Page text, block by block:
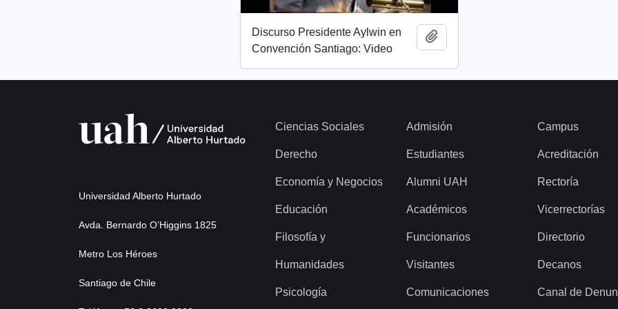
Discurso Presidente Aylwin en
Convención Santiago: Video
Universidad Alberto Hurtado
Avda. Bernardo O’Higgins 1825
Metro Los Héroes
Santiago de Chile
Ciencias Sociales
Derecho
Economía y Negocios
Educación
Filosofía y
Humanidades
Psicología
Admisión
Estudiantes
Alumni UAH
Académicos
Funcionarios
Visitantes
Comunicaciones
Campus
Acreditación
Rectoría
Vicerrectorías
Directorio
Decanos
Canal de